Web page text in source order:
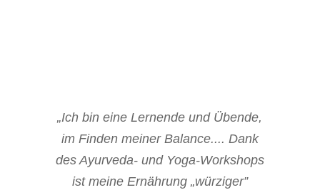
„Ich bin eine Lernende und Übende,
im Finden meiner Balance.... Dank
des Ayurveda- und Yoga-Workshops
ist meine Ernährung „würziger”